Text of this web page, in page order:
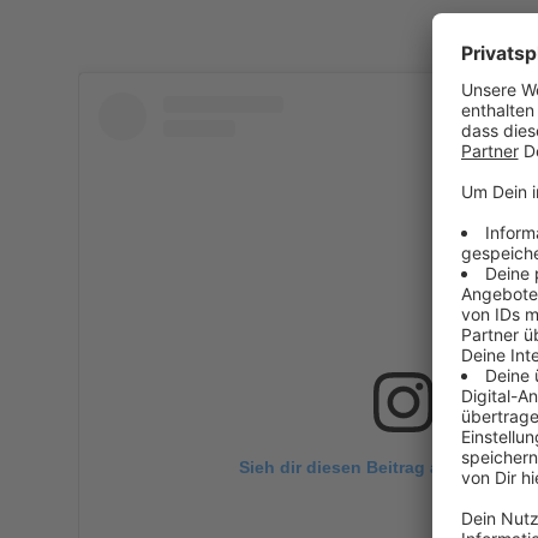
Sieh dir diesen Beitrag auf